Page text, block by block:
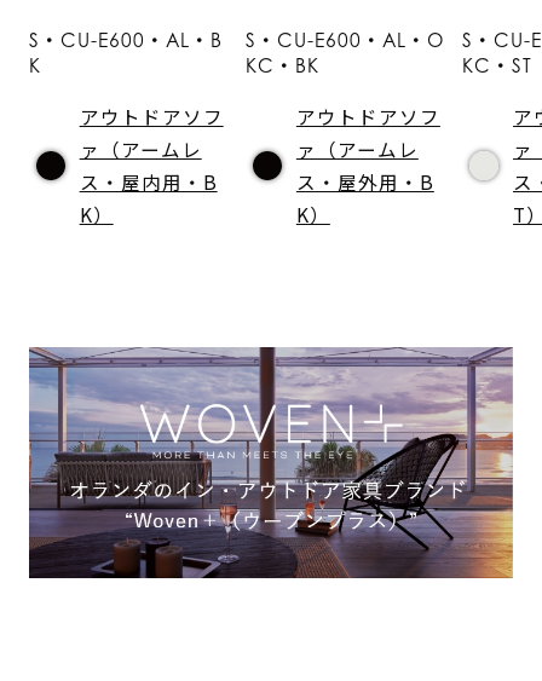
S・CU-E600・AL・B
K
アウトドアソフ
ァ（アームレ
ス・屋内用・B
K）
S・CU-E600・AL・O
KC・BK
アウトドアソフ
ァ（アームレ
ス・屋外用・B
K）
S・CU-
KC・ST
ア
ァ
ス
T